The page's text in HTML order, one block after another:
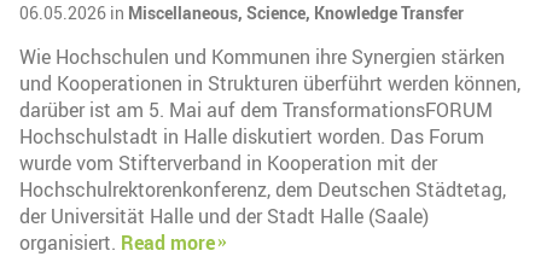
06.05.2026 in Miscellaneous, Science, Knowledge Transfer
Wie Hochschulen und Kommunen ihre Synergien stärken
und Kooperationen in Strukturen überführt werden können,
darüber ist am 5. Mai auf dem TransformationsFORUM
Hochschulstadt in Halle diskutiert worden. Das Forum
wurde vom Stifterverband in Kooperation mit der
Hochschulrektorenkonferenz, dem Deutschen Städtetag,
der Universität Halle und der Stadt Halle (Saale)
organisiert. Read more